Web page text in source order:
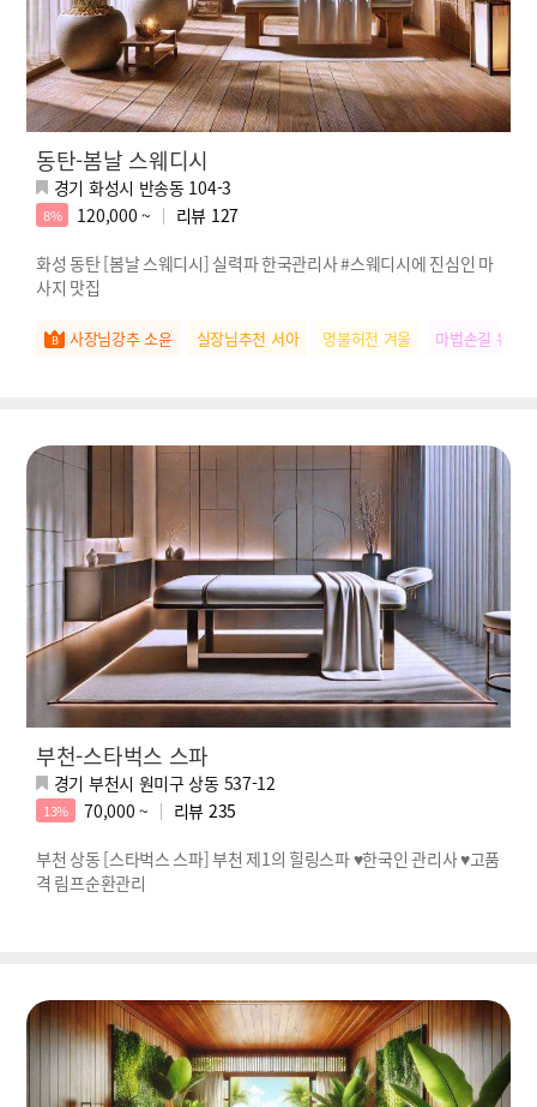
동탄-봄날 스웨디시
경기 화성시 반송동 104-3
8% 120,000 ~ 리뷰 127
화성 동탄 [봄날 스웨디시] 실력파 한국관리사 #스웨디시에 진심인 마
사지 맛집
사장님강추 소윤 실장님추천 서아 명불허전 겨울 마법손길 유미
부천-스타벅스 스파
경기 부천시 원미구 상동 537-12
13% 70,000 ~ 리뷰 235
부천 상동 [스타벅스 스파] 부천 제1의 힐링스파 ♥한국인 관리사 ♥고품
격 림프순환관리